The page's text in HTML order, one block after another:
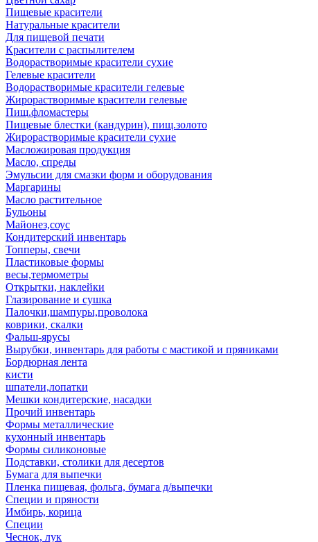
Пищевые красители
Натуральные красители
Для пищевой печати
Красители с распылителем
Водорастворимые красители сухие
Гелевые красители
Водорастворимые красители гелевые
Жирорастворимые красители гелевые
Пищ.фломастеры
Пищевые блестки (кандурин), пищ.золото
Жирорастворимые красители сухие
Масложировая продукция
Масло, спреды
Эмульсии для смазки форм и оборудования
Маргарины
Масло растительное
Бульоны
Майонез,соус
Кондитерский инвентарь
Топперы, свечи
Пластиковые формы
весы,термометры
Открытки, наклейки
Глазирование и сушка
Палочки,шампуры,проволока
коврики, скалки
Фальш-ярусы
Вырубки, инвентарь для работы с мастикой и пряниками
Бордюрная лента
кисти
шпатели,лопатки
Мешки кондитерские, насадки
Прочий инвентарь
Формы металлические
кухонный инвентарь
Формы силиконовые
Подставки, столики для десертов
Бумага для выпечки
Пленка пищевая, фольга, бумага д/выпечки
Специи и пряности
Имбирь, корица
Специи
Чеснок, лук